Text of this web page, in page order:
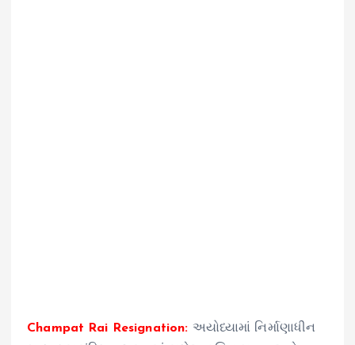
Champat Rai Resignation: અયોધ્યામાં નિર્માણાધીન